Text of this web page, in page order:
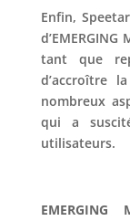
Enfin,
tant que
d’accroître
nombreux
qui a
utilisateurs.